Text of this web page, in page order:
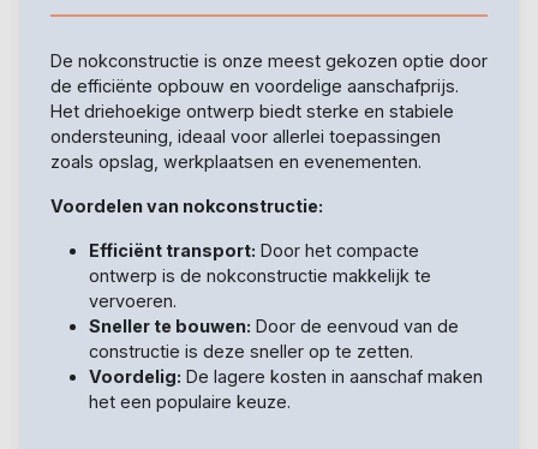
De nokconstructie is onze meest gekozen optie door
de efficiënte opbouw en voordelige aanschafprijs.
Het driehoekige ontwerp biedt sterke en stabiele
ondersteuning, ideaal voor allerlei toepassingen
zoals opslag, werkplaatsen en evenementen.
Voordelen van nokconstructie:
Efficiënt transport: Door het compacte
ontwerp is de nokconstructie makkelijk te
vervoeren.
Sneller te bouwen: Door de eenvoud van de
constructie is deze sneller op te zetten.
Voordelig: De lagere kosten in aanschaf maken
het een populaire keuze.